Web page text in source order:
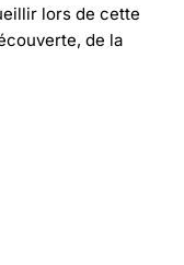
lors de cette
de la